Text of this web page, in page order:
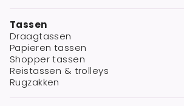
Tassen
Draagtassen
Papieren tassen
Shopper tassen
Reistassen & trolleys
Rugzakken